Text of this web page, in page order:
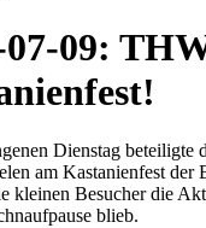
07-09:
Dienstag beteiligte
am Kastanienfest
kleinen Besucher die
blieb.